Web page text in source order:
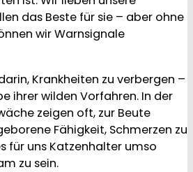
das Beste für sie – aber ohne
wir Warnsignale
Krankheiten zu verbergen –
ihrer wilden Vorfahren. In der
zeigen oft, zur Beute
Fähigkeit, Schmerzen zu
für uns Katzenhalter umso
zu sein.